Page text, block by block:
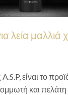
λεία μαλλιά
είναι το
και πελάτη